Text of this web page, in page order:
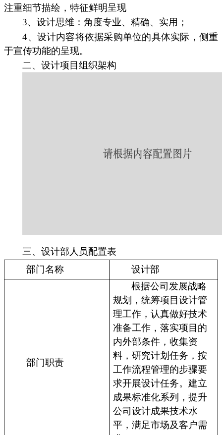
注重细节描绘，特征鲜明呈现
3、设计思维：角度专业、精确、实用；
4、设计内容将依据采购单位的具体实际，侧重
于宣传功能的呈现。
二、设计项目组织架构
三、设计部人员配置表
部门名称
设计部
部门职责
根据公司发展战略
规划，统筹项目设计管
理工作，认真做好技术
准备工作，落实项目的
内外部条件，收集资
料，研究计划任务，按
工作流程管理的步骤要
求开展设计任务。建立
成果标准化系列，提升
公司设计成果技术水
平，满足市场及客户需